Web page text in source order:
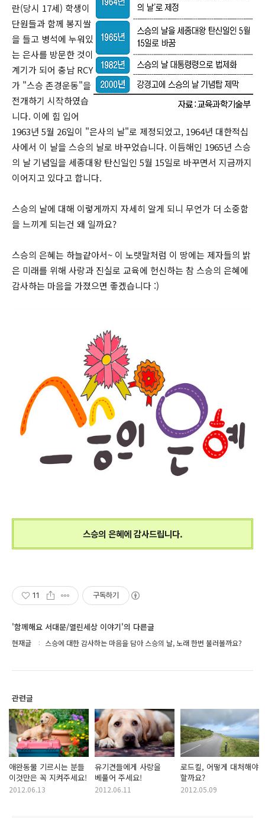
란(당시 17세) 학생이
단원들과 함께 봉지쌀
을 들고 병석에 누워있
는 은사를 방문한 것이
계기가 되어 충남 RCY
가 "스승 존경운동"을
전개하기 시작하였습
니다. 이에 힘 입어
1963년 5월 26일이 "은사의 날"로 제정되었고, 1964년 대한적십
사에서 이 날을 스승의 날로 바꾸었습니다. 이듬해인 1965년 스승
의 날 기념일을 세종대왕 탄신일인 5월 15일로 바꾸면서 지금까지
이어지고 있다고 합니다.
스승의 날에 대해 이렇게까지 자세히 알게 되니 무언가 더 소중함
을 느끼게 되는건 왜 일까요?
스승의 은혜는 하늘같아서~ 이 노랫말처럼 이 땅에는 제자들의 밝
은 미래를 위해 사랑과 진실로 교육에 헌신하는 참 스승의 은혜에
감사하는 마음을 가졌으면 좋겠습니다 :)
스승의 은혜에 감사드립니다.
11 구독하기
'함께해요 서대문/열린세상 이야기'의 다른글
현재글 스승에 대한 감사하는 마음을 담아 스승의 날, 노래 한번 불러볼까요?
관련글
애완동물 기르시는 분들
이것만은 꼭 지켜주세요!
2012.06.13
유기견들에게 사랑을
베풀어 주세요!
2012.06.11
로드킬, 어떻게 대처해야
할까요?
2012.05.09